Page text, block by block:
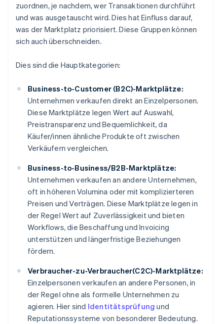
zuordnen, je nachdem, wer Transaktionen durchführt
und was ausgetauscht wird. Dies hat Einfluss darauf,
was der Marktplatz priorisiert. Diese Gruppen können
sich auch überschneiden.
Dies sind die Hauptkategorien:
Business-to-Customer (B2C)-Marktplätze:
Unternehmen verkaufen direkt an Einzelpersonen.
Diese Marktplätze legen Wert auf Auswahl,
Preistransparenz und Bequemlichkeit, da
Käufer/innen ähnliche Produkte oft zwischen
Verkäufern vergleichen.
Business-to-Business/B2B-Marktplätze:
Unternehmen verkaufen an andere Unternehmen,
oft in höheren Volumina oder mit komplizierteren
Preisen und Verträgen. Diese Marktplätze legen in
der Regel Wert auf Zuverlässigkeit und bieten
Workflows, die Beschaffung und Invoicing
unterstützen und längerfristige Beziehungen
fördern.
Verbraucher-zu-Verbraucher(C2C)-Marktplätze:
Einzelpersonen verkaufen an andere Personen, in
der Regel ohne als formelle Unternehmen zu
agieren. Hier sind Identitätsprüfung und
Reputationssysteme von besonderer Bedeutung.